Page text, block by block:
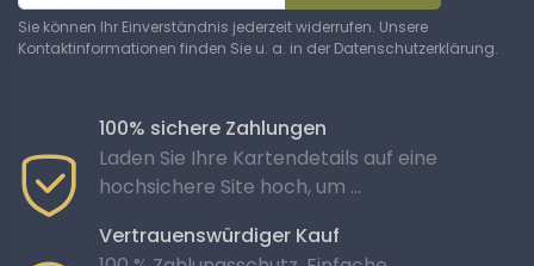
Sie können Ihr Einverständnis jederzeit widerrufen. Unsere
Kontaktinformationen finden Sie u. a. in der Datenschutzerklärung.
100% sichere Zahlungen
Laden Sie Ihre Kartendetails auf eine
hochsichere Site hoch, um ...
Vertrauenswürdiger Kauf